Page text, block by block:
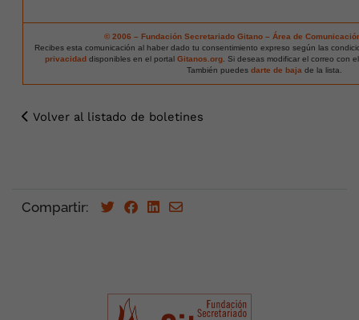
© 2006 – Fundación Secretariado Gitano – Área de
Recibes esta comunicación al haber dado tu consentimiento expreso según las
privacidad disponibles en el portal Gitanos.org. Si deseas modificar el correo con
También puedes darte de bajade la lista.
Volver al listado de boletines
Compartir: